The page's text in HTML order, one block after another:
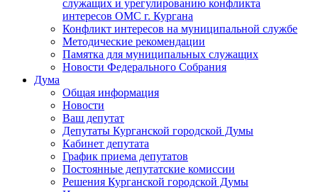
служащих и урегулированию конфликта
интересов ОМС г. Кургана
Конфликт интересов на муниципальной службе
Методические рекомендации
Памятка для муниципальных служащих
Новости Федерального Cобрания
Дума
Общая информация
Новости
Ваш депутат
Депутаты Курганской городской Думы
Кабинет депутата
График приема депутатов
Постоянные депутатские комиссии
Решения Курганской городской Думы